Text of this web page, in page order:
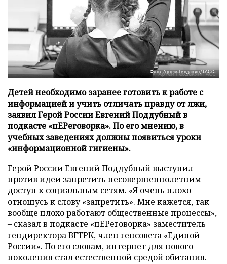
Фото: Артем Геодакян/ТАСС
Детей необходимо заранее готовить к работе с
информацией и учить отличать правду от лжи,
заявил Герой России Евгений Поддубный в
подкасте «пЕРеговорка». По его мнению, в
учебных заведениях должны появиться уроки
«информационной гигиены».
Герой России Евгений Поддубный выступил
против идеи запретить несовершеннолетним
доступ к социальным сетям. «Я очень плохо
отношусь к слову «запретить». Мне кажется, так
вообще плохо работают общественные процессы»,
– сказал в подкасте «пЕРеговорка» заместитель
гендиректора ВГТРК, член генсовета «Единой
России». По его словам, интернет для нового
поколения стал естественной средой обитания.